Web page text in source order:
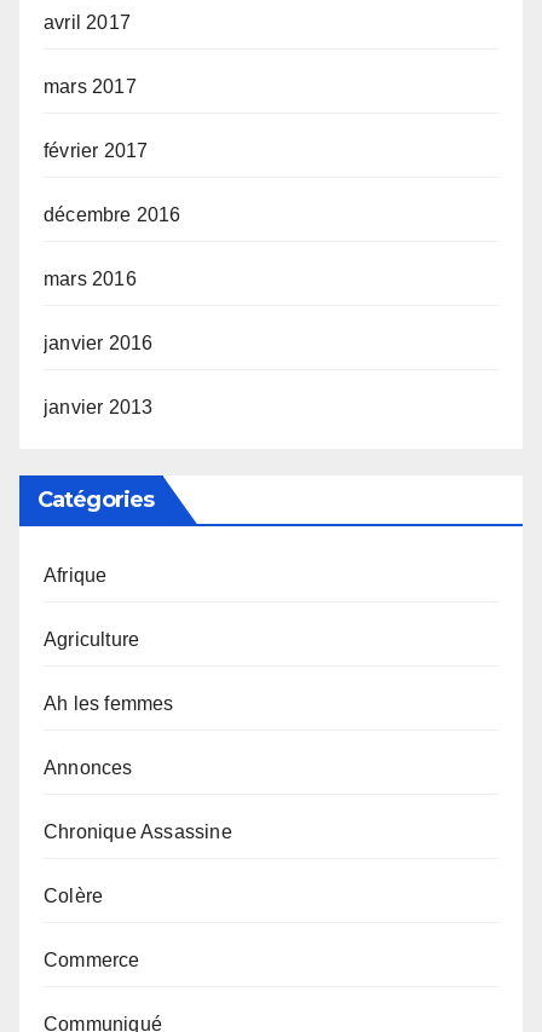
avril 2017
mars 2017
février 2017
décembre 2016
mars 2016
janvier 2016
janvier 2013
Catégories
Afrique
Agriculture
Ah les femmes
Annonces
Chronique Assassine
Colère
Commerce
Communiqué